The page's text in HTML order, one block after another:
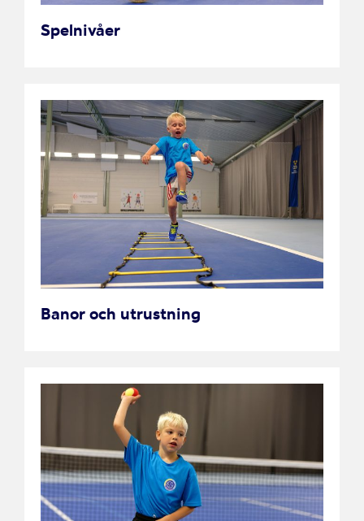
Spelnivåer
Banor och utrustning